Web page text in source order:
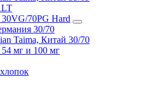
70PG Hard
30/70
Taima, Китай 30/70
мг и 100 мг